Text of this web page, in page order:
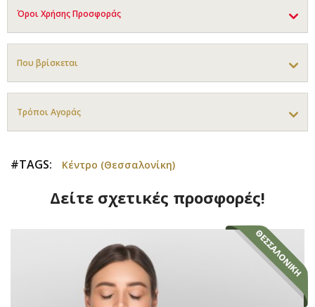
Όροι Χρήσης Προσφοράς
Που βρίσκεται
Τρόποι Αγοράς
#TAGS: Κέντρο (Θεσσαλονίκη)
Δείτε σχετικές προσφορές!